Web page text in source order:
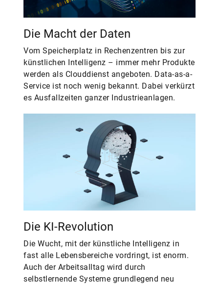
Die Macht der Daten
Vom Speicherplatz in Rechenzentren bis zur
künstlichen Intelligenz – immer mehr Produkte
werden als Clouddienst angeboten. Data-as-a-
Service ist noch wenig bekannt. Dabei verkürzt
es Ausfallzeiten ganzer Industrieanlagen.
Die KI-Revolution
Die Wucht, mit der künstliche Intelligenz in
fast alle Lebensbereiche vordringt, ist enorm.
Auch der Arbeitsalltag wird durch
selbstlernende Systeme grundlegend neu